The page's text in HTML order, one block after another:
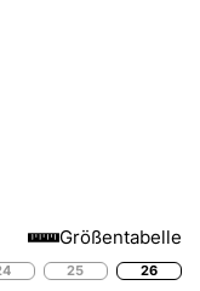
Größentabelle
25 26